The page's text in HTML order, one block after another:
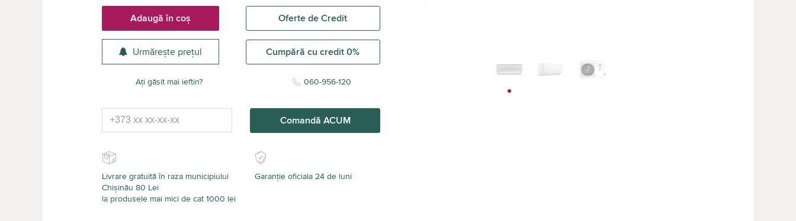
Adaugă în coș
Urmărește prețul
Oferte de Credit
Cumpără cu credit 0%
Ați găsit mai ieftin? 060-956-120
Comandă ACUM
Livrare gratuită în raza municipiului
Chișinău 80 Lei
la produsele mai mici de cat 1000 lei
Garanție oficiala 24 de luni